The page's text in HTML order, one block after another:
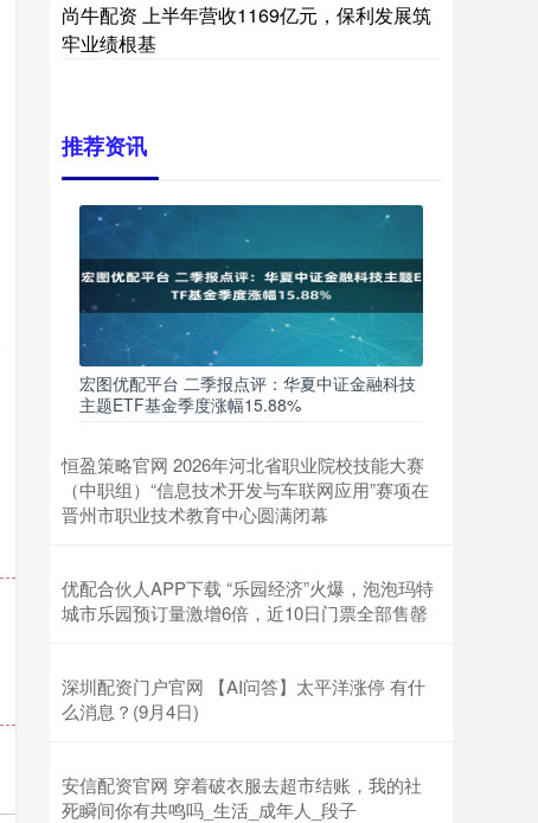
尚牛配资 上半年营收1169亿元，保利发展筑
牢业绩根基
推荐资讯
宏图优配平台 二季报点评：华夏中证金融科技
主题ETF基金季度涨幅15.88%
恒盈策略官网 2026年河北省职业院校技能大赛
（中职组）“信息技术开发与车联网应用”赛项在
晋州市职业技术教育中心圆满闭幕
优配合伙人APP下载 “乐园经济”火爆，泡泡玛特
城市乐园预订量激增6倍，近10日门票全部售罄
深圳配资门户官网 【AI问答】太平洋涨停 有什
么消息？(9月4日)
安信配资官网 穿着破衣服去超市结账，我的社
死瞬间你有共鸣吗_生活_成年人_段子